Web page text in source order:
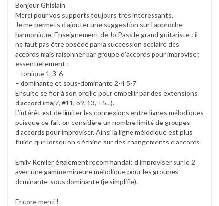
Bonjour Ghislain
Merci pour vos supports toujours très intéressants.
Je me permets d’ajouter une suggestion sur l’approche
harmonique. Enseignement de Jo Pass le grand guitariste : il
ne faut pas être obsédé par la succession scolaire des
accords mais raisonner par groupe d’accords pour improviser,
essentiellement :
– tonique 1-3-6
– dominante et sous-dominante 2-4 5-7
Ensuite se fier à son oreille pour embellir par des extensions
d’accord (maj7, #11, b9, 13, +5…).
L’intérêt est de limiter les connexions entre lignes mélodiques
puisque de fait on considère un nombre limité de groupes
d’accords pour improviser. Ainsi la ligne mélodique est plus
fluide que lorsqu’on s’échine sur des changements d’accords.
Emily Remler également recommandait d’improviser sur le 2
avec une gamme mineure mélodique pour les groupes
dominante-sous dominante (je simplifie).
Encore merci !